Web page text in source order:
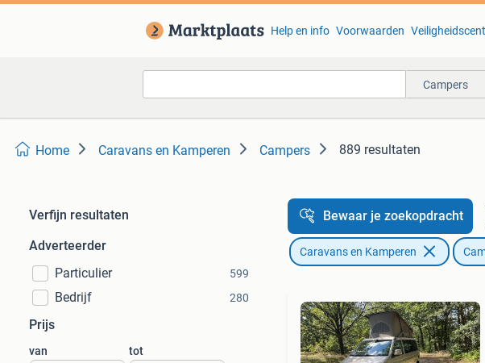
Help en info Voorwaarden
Campers
Home Caravans en Kamperen Campers 889 resultaten
Verfijn resultaten
Adverteerder
Particulier
599
Bedrijf 280
Prijs
van tot
Bewaar je zoekopdracht
Caravans en Kamperen